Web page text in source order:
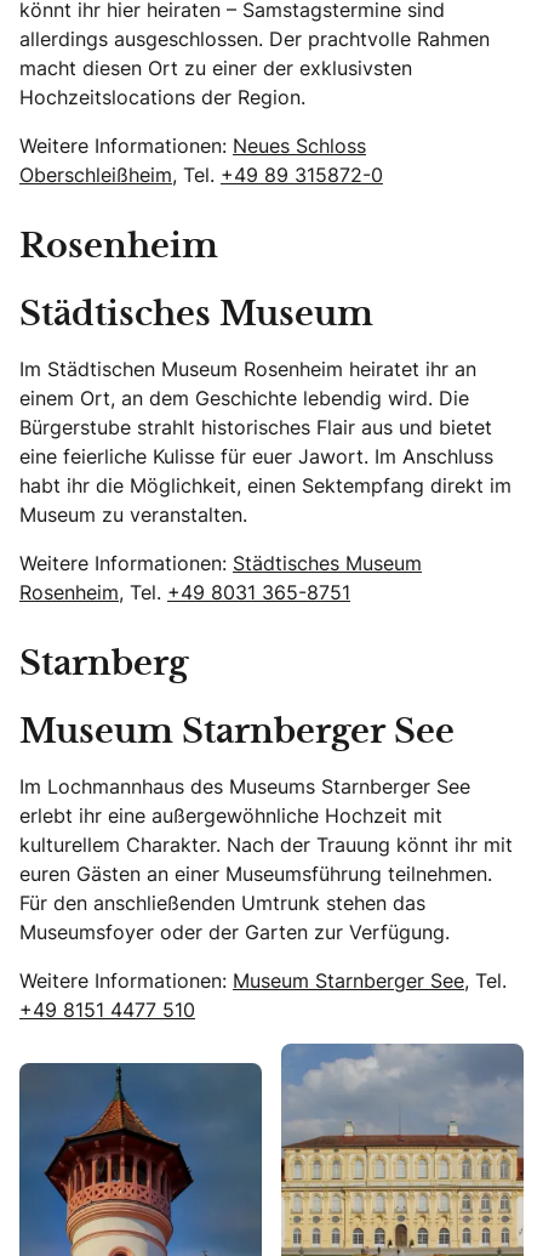
könnt ihr hier heiraten – Samstagstermine sind
allerdings ausgeschlossen. Der prachtvolle Rahmen
macht diesen Ort zu einer der exklusivsten
Hochzeitslocations der Region.
Weitere Informationen: Neues Schloss
Oberschleißheim, Tel. +49 89 315872-0
Rosenheim
Städtisches Museum
Im Städtischen Museum Rosenheim heiratet ihr an
einem Ort, an dem Geschichte lebendig wird. Die
Bürgerstube strahlt historisches Flair aus und bietet
eine feierliche Kulisse für euer Jawort. Im Anschluss
habt ihr die Möglichkeit, einen Sektempfang direkt im
Museum zu veranstalten.
Weitere Informationen: Städtisches Museum
Rosenheim, Tel. +49 8031 365-8751
Starnberg
Museum Starnberger See
Im Lochmannhaus des Museums Starnberger See
erlebt ihr eine außergewöhnliche Hochzeit mit
kulturellem Charakter. Nach der Trauung könnt ihr mit
euren Gästen an einer Museumsführung teilnehmen.
Für den anschließenden Umtrunk stehen das
Museumsfoyer oder der Garten zur Verfügung.
Weitere Informationen: Museum Starnberger See, Tel.
+49 8151 4477 510